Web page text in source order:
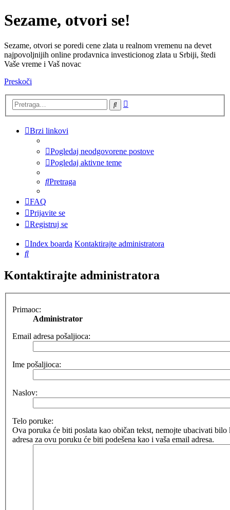
Sezame, otvori se!
Sezame, otvori se poredi cene zlata u realnom vremenu na devet
najpovoljnijih online prodavnica investicionog zlata u Srbiji, štedi
Vaše vreme i Vaš novac
Preskoči
Pretraga
Brzi linkovi
Pogledaj neodgovorene postove
Pogledaj aktivne teme
Pretraga
FAQ
Prijavite se
Registruj se
Index boarda Kontaktirajte administratora
Pretraga
Kontaktirajte administratora
Primaoc:
Administrator
Email adresa pošaljioca:
Ime pošaljioca:
Naslov:
Telo poruke:
Ova poruka će biti poslata kao običan tekst, nemojte ubacivati
adresa za ovu poruku će biti podešena kao i vaša email adresa.